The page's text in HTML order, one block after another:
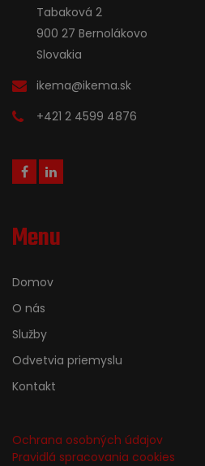
Tabaková 2
900 27 Bernolákovo
Slovakia
ikema@ikema.sk
+421 2 4599 4876
Menu
Domov
O nás
Služby
Odvetvia priemyslu
Kontakt
Ochrana osobných údajov
Pravidlá spracovania cookies